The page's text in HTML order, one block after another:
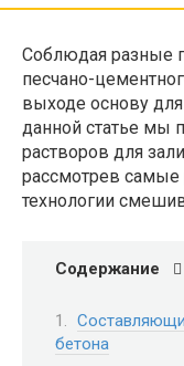
Соблюдая разные
песчано-
выходе основу
данной статье мы
растворов для
рассмотрев самые
технологии
Содержание
бетона